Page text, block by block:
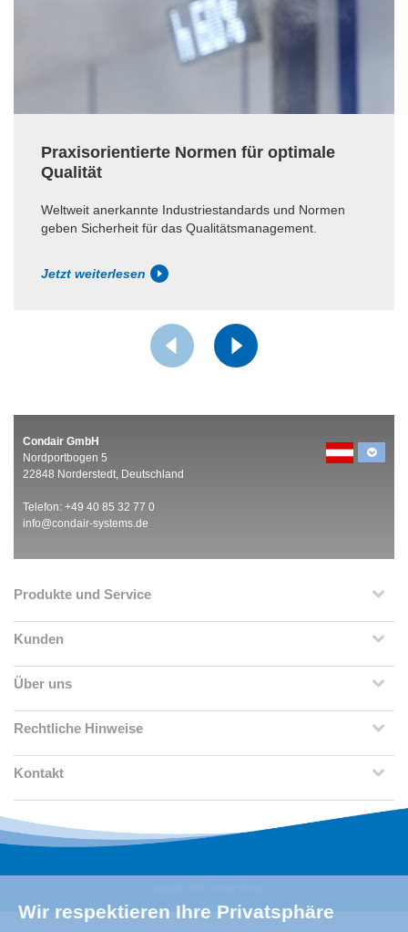
Praxisorientierte Normen für optimale
Qualität
Weltweit anerkannte Industriestandards und Normen
geben Sicherheit für das Qualitätsmanagement.
Jetzt weiterlesen
Condair GmbH
Nordportbogen 5
22848 Norderstedt, Deutschland
Telefon: +49 40 85 32 77 0
info@condair-systems.de
Produkte und Service
Kunden
Über uns
Rechtliche Hinweise
Kontakt
Wir respektieren Ihre Privatsphäre